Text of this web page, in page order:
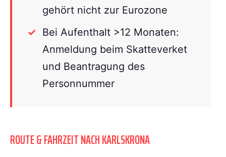
gehört nicht zur Eurozone
Bei Aufenthalt >12 Monaten:
Anmeldung beim Skatteverket
und Beantragung des
Personnummer
ROUTE & FAHRZEIT NACH KARLSKRONA